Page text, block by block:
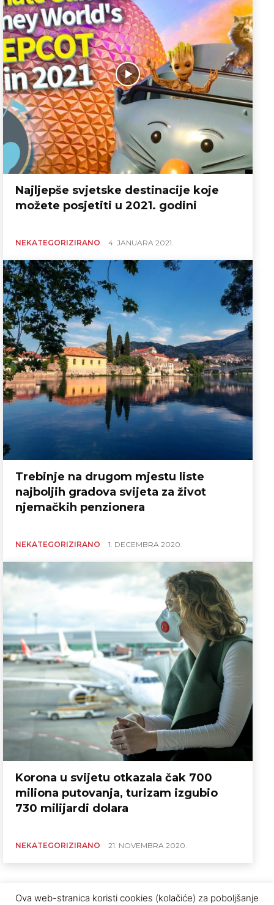
Najljepše svjetske destinacije koje
možete posjetiti u 2021. godini
NEKATEGORIZIRANO 4. JANUARA 2021.
Trebinje na drugom mjestu liste
najboljih gradova svijeta za život
njemačkih penzionera
NEKATEGORIZIRANO 1. DECEMBRA 2020.
Korona u svijetu otkazala čak 700
miliona putovanja, turizam izgubio
730 milijardi dolara
NEKATEGORIZIRANO 21. NOVEMBRA 2020.
Ova web-stranica koristi cookies (kolačiće) za poboljšanje